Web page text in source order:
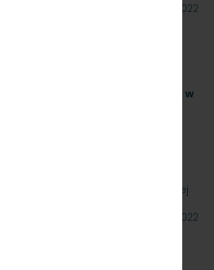
08 sierpnia 2022
na zakup i sukcesywne
wody pitnej (źródlanej lub
lub średnio zmineralizowanej), w
plastikowych, o
1,5 l. – gazowanej i niega., znak:
W TRÓJMIEŚCIE Sp. z o.o.
na zakup i
naturalnej wody pitnej (źródlanej
29 lipca 2022